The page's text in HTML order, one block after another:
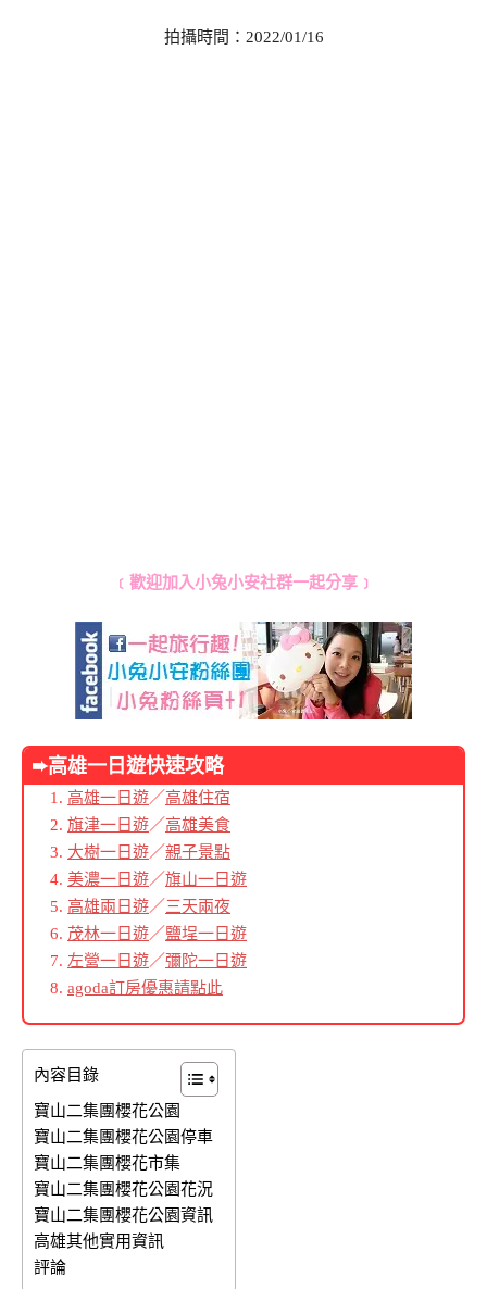
拍攝時間：2022/01/16
﹝歡迎加入小兔小安社群一起分享﹞
➨高雄一日遊快速攻略
高雄一日遊／高雄住宿
旗津一日遊／高雄美食
大樹一日遊／親子景點
美濃一日遊／旗山一日遊
高雄兩日遊／三天兩夜
茂林一日遊／鹽埕一日遊
左營一日遊／彌陀一日遊
agoda訂房優惠請點此
內容目錄
寶山二集團櫻花公園
寶山二集團櫻花公園停車
寶山二集團櫻花市集
寶山二集團櫻花公園花況
寶山二集團櫻花公園資訊
高雄其他實用資訊
評論